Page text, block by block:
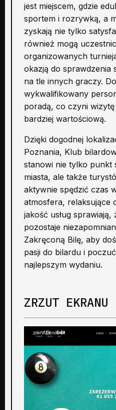
jest miejscem, gdzie
sportem i rozrywką, a
zyskają nie tylko
również mogą
organizowanych
okazją do sprawdzenia
na tle innych graczy.
wykwalifikowany
poradą, co czyni
bardziej wartościową.
Dzięki dogodnej
Poznania, Klub
stanowi nie tylko punkt
miasta, ale także
aktywnie spędzić czas
atmosfera, relaksujące
jakość usług
pozostaje
Zakręconą Bilę, aby
pasji do bilardu i
najlepszym wydaniu.
ZRZUT EKRANU